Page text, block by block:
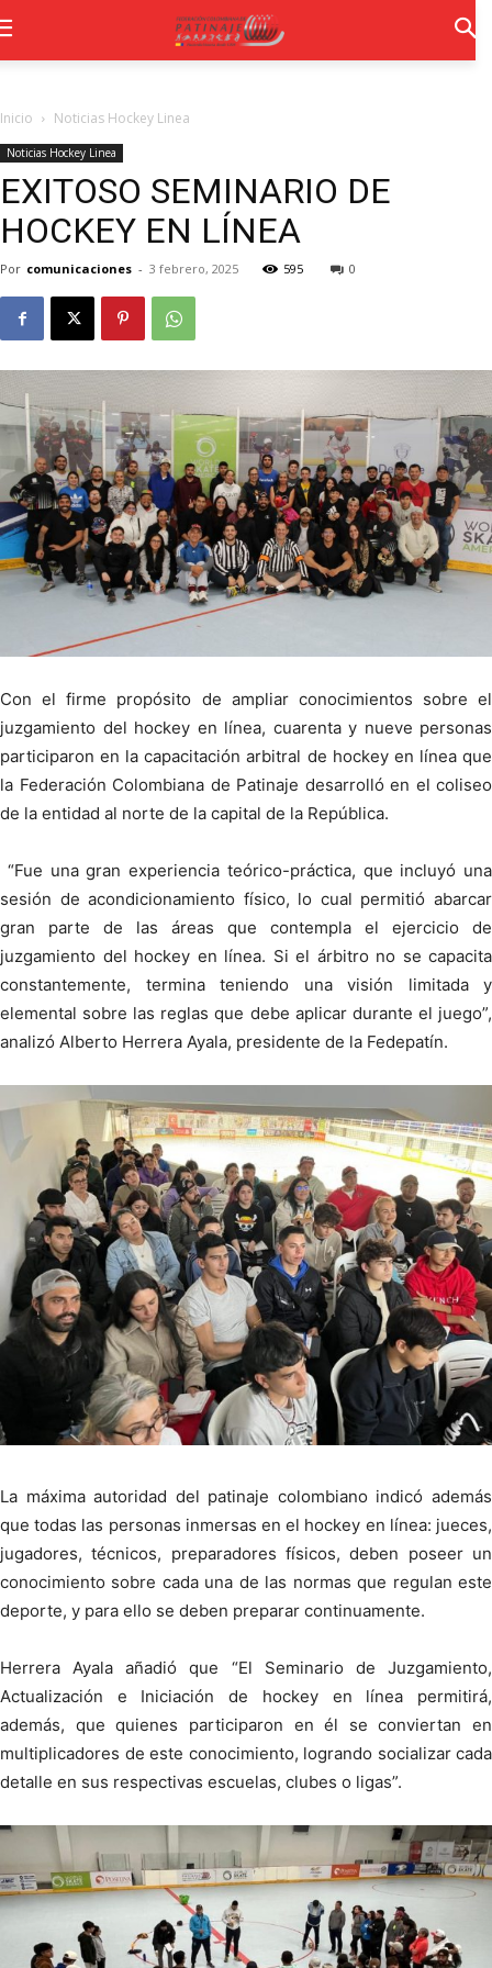
Inicio Noticias Hockey Linea
Noticias Hockey Linea
EXITOSO SEMINARIO DE
HOCKEY EN LÍNEA
Por comunicaciones - 3 febrero, 2025 595 0
Con el firme propósito de ampliar conocimientos sobre el
juzgamiento del hockey en línea, cuarenta y nueve personas
participaron en la capacitación arbitral de hockey en línea que
la Federación Colombiana de Patinaje desarrolló en el coliseo
de la entidad al norte de la capital de la República.
“Fue una gran experiencia teórico-práctica, que incluyó una
sesión de acondicionamiento físico, lo cual permitió abarcar
gran parte de las áreas que contempla el ejercicio de
juzgamiento del hockey en línea. Si el árbitro no se capacita
constantemente, termina teniendo una visión limitada y
elemental sobre las reglas que debe aplicar durante el juego”,
analizó Alberto Herrera Ayala, presidente de la Fedepatín.
La máxima autoridad del patinaje colombiano indicó además
que todas las personas inmersas en el hockey en línea: jueces,
jugadores, técnicos, preparadores físicos, deben poseer un
conocimiento sobre cada una de las normas que regulan este
deporte, y para ello se deben preparar continuamente.
Herrera Ayala añadió que “El Seminario de Juzgamiento,
Actualización e Iniciación de hockey en línea permitirá,
además, que quienes participaron en él se conviertan en
multiplicadores de este conocimiento, logrando socializar cada
detalle en sus respectivas escuelas, clubes o ligas”.